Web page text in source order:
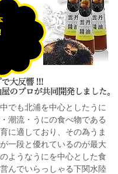
でも北浦を中心としたうに
潮流・うにの食べ物である
に適しており、その為うま
一段と優れているのが最大
ようなうにを中心とした食
んでいらっしゃる下関水陸